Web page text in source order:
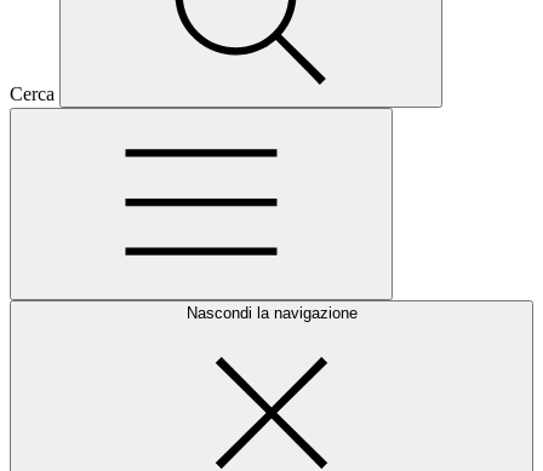
Cerca
Nascondi la navigazione